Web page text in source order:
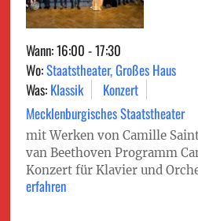
Wann: 16:00 - 17:30
Wo:Staatstheater, Großes Haus
Was: Klassik
Konzert
Mecklenburgisches Staatstheater
mit Werken von Camille
van Beethoven Programm
Konzert für Klavier und
erfahren